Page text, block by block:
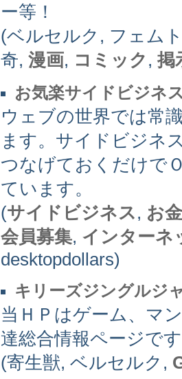
ー等！
(ベルセルク, フェム
奇, 漫画, コミック , 掲
お気楽サイドビジネ
ウェブの世界では常
ます。サイドビジネ
つなげておくだけで
ています。
(サイドビジネス, お
会員募集, インターネ
desktopdollars)
キリーズジングルジ
当ＨＰはゲーム、マ
達総合情報ページで
(寄生獣, ベルセルク,